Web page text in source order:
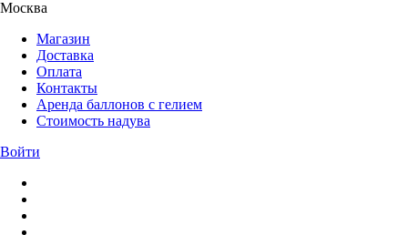
Москва
Магазин
Доставка
Оплата
Контакты
Аренда баллонов с гелием
Стоимость надува
Войти